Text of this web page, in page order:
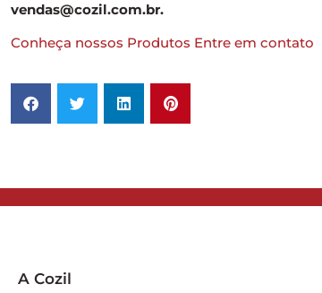
vendas@cozil.com.br.
Conheça nossos Produtos Entre em contato
A Cozil